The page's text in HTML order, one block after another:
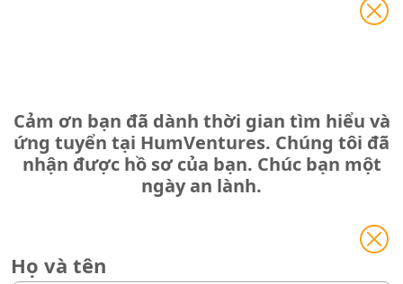
Cảm ơn bạn đã dành thời gian tìm hiểu và
ứng tuyển tại HumVentures. Chúng tôi đã
nhận được hồ sơ của bạn. Chúc bạn một
ngày an lành.
Họ và tên